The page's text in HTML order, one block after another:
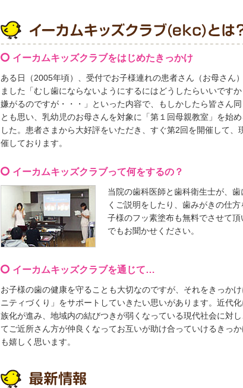
イーカムキッズクラブをはじめたきっかけ
ある日（2005年頃）、受付でお子様連れの患者さん（お母さん
ました「むし歯にならないようにするにはどうしたらいいです
嫌がるのですが・・・」といった内容で、もしかしたら皆さん
とも思い、乳幼児のお母さんを対象に「第１回母親教室」を始
した。患者さまから大好評をいただき、すぐ第2回を開催して、
催しております。
イーカムキッズクラブって何をするの？
当院の歯科医師と歯科衛生士が、
くご説明をしたり、歯みがきの仕
子様のフッ素塗布も無料でさせて
でもお聞かせください。
イーカムキッズクラブを通じて…
お子様の歯の健康を守ることも大切なのですが、それをきっか
ニティづくり」をサポートしていきたい思いがあります。近代
族化が進み、地域内の結びつきが弱くなっている現代社会に対
てご近所さん方が仲良くなってお互いが助け合っていけるきっ
も嬉しく思います。